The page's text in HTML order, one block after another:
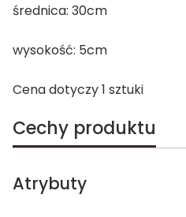
średnica: 30cm
wysokość: 5cm
Cena dotyczy 1 sztuki
Cechy produktu
Atrybuty